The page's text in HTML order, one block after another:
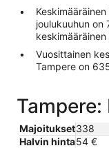
joulukuuhun on
Vuosittainen
Tampere on
Majoitukset338
Halvin hinta54 €